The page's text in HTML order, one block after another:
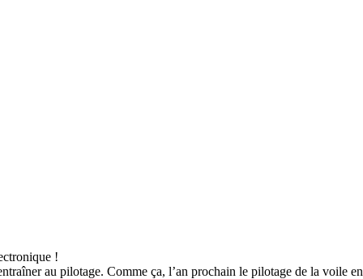
!
au pilotage. Comme ça, l’an prochain le pilotage de la voile en